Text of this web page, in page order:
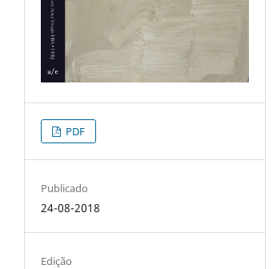
PDF
Publicado
24-08-2018
Edição